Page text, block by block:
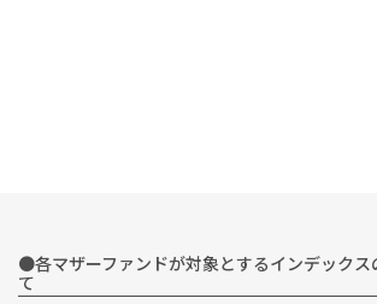
●各マザーファンドが対象とするインデックス
て